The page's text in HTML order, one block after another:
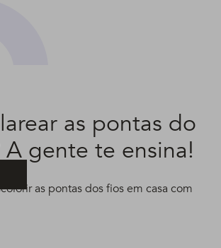
as pontas do
A gente te ensina!
as pontas dos fios em casa com